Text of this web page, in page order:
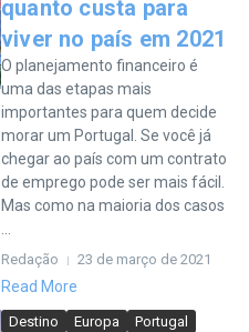
quanto custa para
viver no país em 2021
O planejamento financeiro é
uma das etapas mais
importantes para quem decide
morar um Portugal. Se você já
chegar ao país com um contrato
de emprego pode ser mais fácil.
Mas como na maioria dos casos
Redação 23 de março de 2021
Read More
Destino Europa Portugal